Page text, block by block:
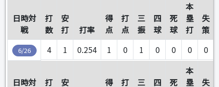
日時対
戦
打
数
安
打
打率
得
点
打
点
三
振
四
球
死
球
本
塁
打
失
策
6/26 4 1 0.254 1 0 1 0 0 0 0
日時対
打
安
得
打
三
四
死
本
塁
失